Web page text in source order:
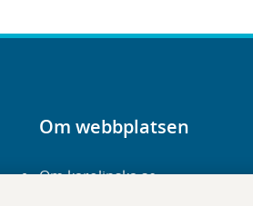
Om webbplatsen
Om karolinska.se